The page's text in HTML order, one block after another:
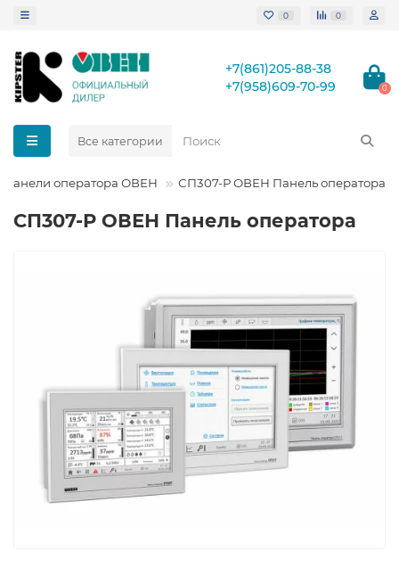
0 0
+7(861)205-88-38
+7(958)609-70-99
0
Все категории
Панели оператора ОВЕН СП307-Р ОВЕН Панель оператора
СП307-Р ОВЕН Панель оператора